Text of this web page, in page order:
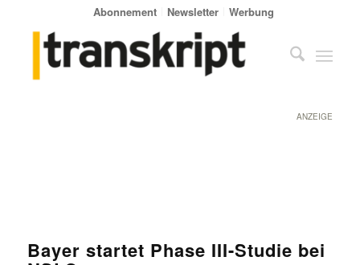
Abonnement Newsletter Werbung
ANZEIGE
Bayer startet Phase III-Studie bei